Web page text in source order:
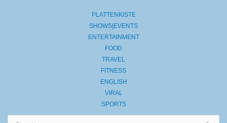
PLATTENKISTE
SHOWS|EVENTS
ENTERTAINMENT
FOOD
TRAVEL
FITNESS
ENGLISH
VIRAL
SPORTS